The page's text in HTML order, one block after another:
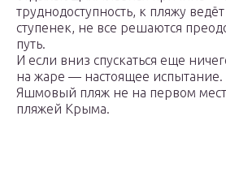
труднодоступность, к пляжу
ступенек, не все решаются
путь.
И если вниз спускаться еще
на жаре — настоящее
Яшмовый пляж не на первом
пляжей Крыма.